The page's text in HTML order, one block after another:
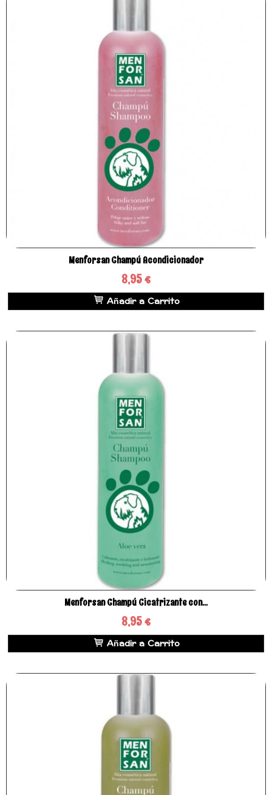
Menforsan Champú Acondicionador
8,95 €
Añadir a Carrito
Menforsan Champú Cicatrizante con...
8,95 €
Añadir a Carrito